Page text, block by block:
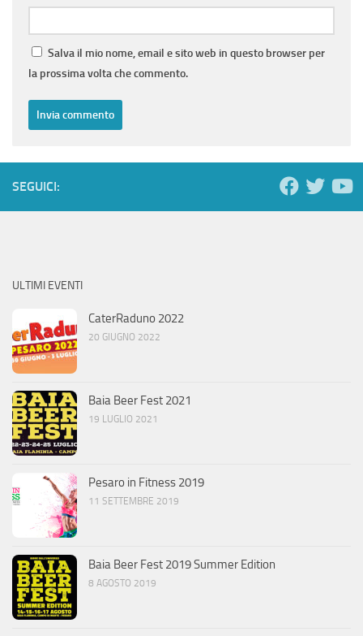
Salva il mio nome, email e sito web in questo browser per
la prossima volta che commento.
SEGUICI:
ULTIMI EVENTI
CaterRaduno 2022
20 GIUGNO 2022
Baia Beer Fest 2021
19 LUGLIO 2021
Pesaro in Fitness 2019
11 SETTEMBRE 2019
Baia Beer Fest 2019 Summer Edition
8 AGOSTO 2019